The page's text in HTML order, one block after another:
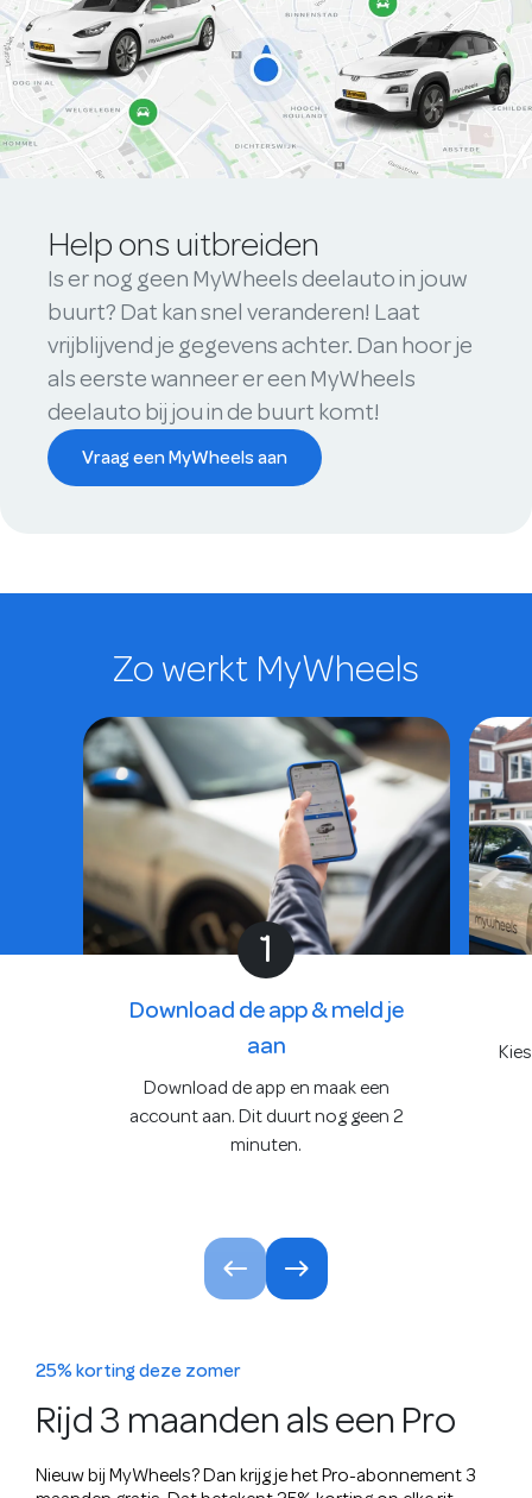
Help ons uitbreiden
Is er nog geen MyWheels deelauto in jouw
buurt? Dat kan snel veranderen! Laat
vrijblijvend je gegevens achter. Dan hoor je
als eerste wanneer er een MyWheels
deelauto bij jou in de buurt komt!
Vraag een MyWheels aan
Zo werkt MyWheels
1
Download de app & meld je
aan
Download de app en maak een
account aan. Dit duurt nog geen 2
minuten.
25% korting deze zomer
Rijd 3 maanden als een Pro
Nieuw bij MyWheels? Dan krijg je het Pro-abonnement 3